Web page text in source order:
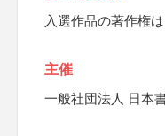
入選作品の著作権
主催
一般社団法人 日本